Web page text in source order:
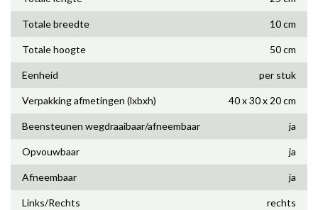
Totale breedte 10 cm
Totale hoogte 50 cm
Eenheid per stuk
Verpakking afmetingen (lxbxh) 40 x 30 x 20 cm
Beensteunen wegdraaibaar/afneembaar ja
Opvouwbaar ja
Afneembaar ja
Links/Rechts rechts